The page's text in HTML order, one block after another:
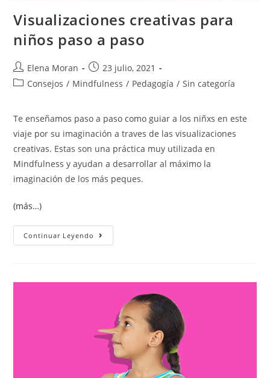
Visualizaciones creativas para
niños paso a paso
Elena Moran
23 julio, 2021
Consejos / Mindfulness / Pedagogía / Sin categoría
Te enseñamos paso a paso como guiar a los niñxs en este
viaje por su imaginación a traves de las visualizaciones
creativas. Estas son una práctica muy utilizada en
Mindfulness y ayudan a desarrollar al máximo la
imaginación de los más peques.
(más…)
Continuar Leyendo